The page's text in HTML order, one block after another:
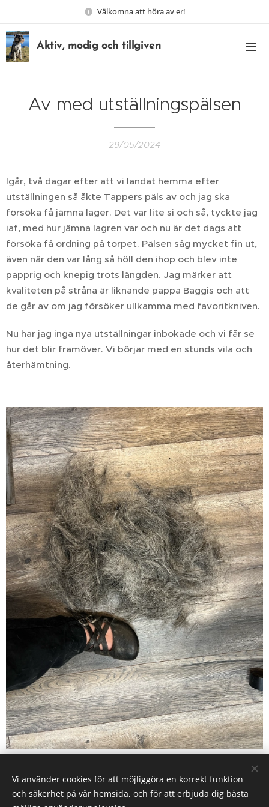
Välkomna att höra av er!
Aktiv, modig och tillgiven
Av med utställningspälsen
29/05/2024
Igår, två dagar efter att vi landat hemma efter
utställningen så åkte Tappers päls av och jag ska
försöka få jämna lager. Det var lite si och så, tyckte jag
iaf, med hur jämna lagren var och nu är det dags att
försöka få ordning på torpet. Pälsen såg mycket fin ut,
även när den var lång så höll den ihop och blev inte
papprig och knepig trots längden. Jag märker att
kvaliteten på stråna är liknande pappa Baggis och att
de går av om jag försöker ullkamma med favoritkniven.
Nu har jag inga nya utställningar inbokade och vi får se
hur det blir framöver. Vi börjar med en stunds vila och
återhämtning.
Share
Vi använder cookies för att möjliggöra en korrekt funktion
och säkerhet på vår hemsida, och för att erbjuda dig bästa